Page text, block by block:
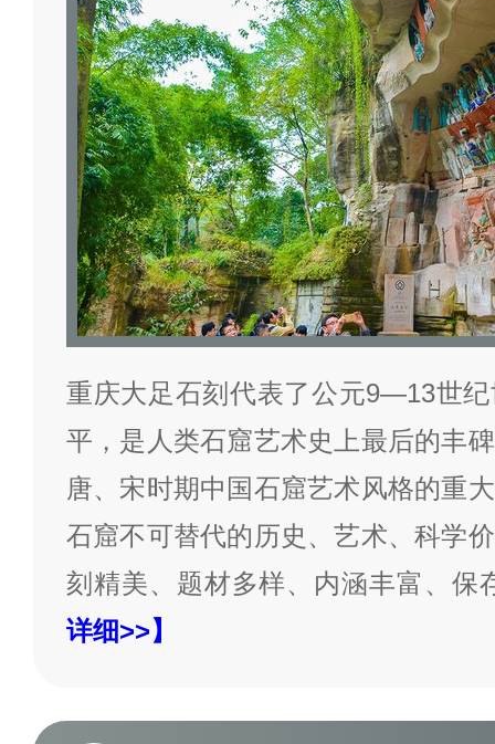
重庆大足石刻代表了公元9—13世
平，是人类石窟艺术史上最后的丰
唐、宋时期中国石窟艺术风格的重
石窟不可替代的历史、艺术、科学
刻精美、题材多样、内涵丰富、
详细>>】